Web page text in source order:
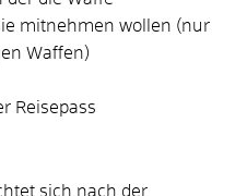
mitnehmen wollen (nur
Waffen)
Reisepass
sich nach der